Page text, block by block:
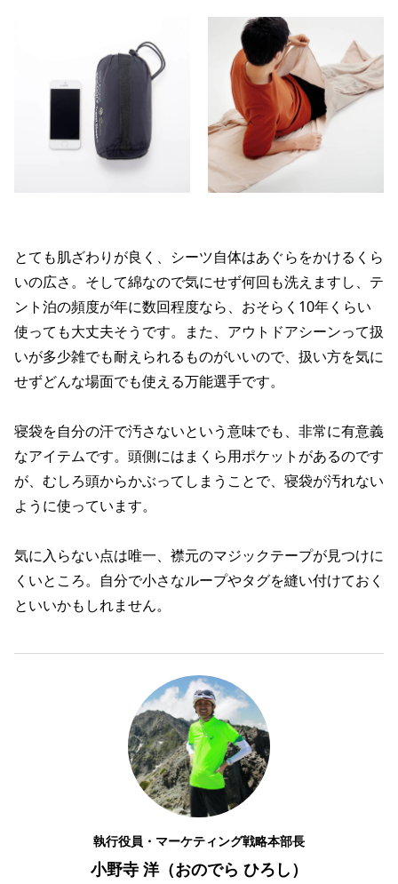
とても肌ざわりが良く、シーツ自体はあぐらをかけるくら
いの広さ。そして綿なので気にせず何回も洗えますし、テ
ント泊の頻度が年に数回程度なら、おそらく10年くらい
使っても大丈夫そうです。また、アウトドアシーンって扱
いが多少雑でも耐えられるものがいいので、扱い方を気に
せずどんな場面でも使える万能選手です。
寝袋を自分の汗で汚さないという意味でも、非常に有意義
なアイテムです。頭側にはまくら用ポケットがあるのです
が、むしろ頭からかぶってしまうことで、寝袋が汚れない
ように使っています。
気に入らない点は唯一、襟元のマジックテープが見つけに
くいところ。自分で小さなループやタグを縫い付けておく
といいかもしれません。
執行役員・マーケティング戦略本部長
小野寺 洋（おのでら ひろし）